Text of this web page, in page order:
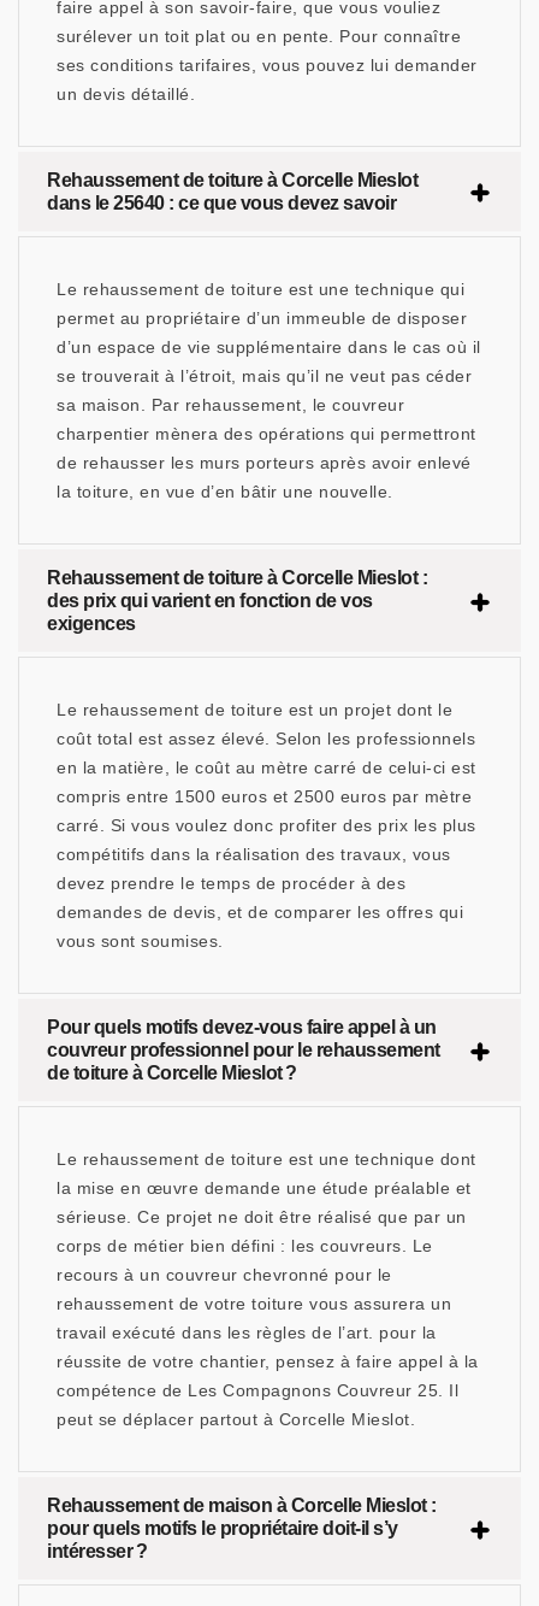
faire appel à son savoir-faire, que vous vouliez
surélever un toit plat ou en pente. Pour connaître
ses conditions tarifaires, vous pouvez lui demander
un devis détaillé.
Rehaussement de toiture à Corcelle Mieslot
dans le 25640 : ce que vous devez savoir
Le rehaussement de toiture est une technique qui
permet au propriétaire d’un immeuble de disposer
d’un espace de vie supplémentaire dans le cas où il
se trouverait à l’étroit, mais qu’il ne veut pas céder
sa maison. Par rehaussement, le couvreur
charpentier mènera des opérations qui permettront
de rehausser les murs porteurs après avoir enlevé
la toiture, en vue d’en bâtir une nouvelle.
Rehaussement de toiture à Corcelle Mieslot :
des prix qui varient en fonction de vos
exigences
Le rehaussement de toiture est un projet dont le
coût total est assez élevé. Selon les professionnels
en la matière, le coût au mètre carré de celui-ci est
compris entre 1500 euros et 2500 euros par mètre
carré. Si vous voulez donc profiter des prix les plus
compétitifs dans la réalisation des travaux, vous
devez prendre le temps de procéder à des
demandes de devis, et de comparer les offres qui
vous sont soumises.
Pour quels motifs devez-vous faire appel à un
couvreur professionnel pour le rehaussement
de toiture à Corcelle Mieslot ?
Le rehaussement de toiture est une technique dont
la mise en œuvre demande une étude préalable et
sérieuse. Ce projet ne doit être réalisé que par un
corps de métier bien défini : les couvreurs. Le
recours à un couvreur chevronné pour le
rehaussement de votre toiture vous assurera un
travail exécuté dans les règles de l’art. pour la
réussite de votre chantier, pensez à faire appel à la
compétence de Les Compagnons Couvreur 25. Il
peut se déplacer partout à Corcelle Mieslot.
Rehaussement de maison à Corcelle Mieslot :
pour quels motifs le propriétaire doit-il s’y
intéresser ?